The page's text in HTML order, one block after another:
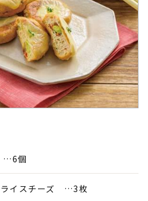
…6個
ライスチーズ …3枚